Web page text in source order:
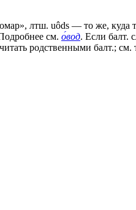
лтш. uôds — то же, куда
см. о́вод. Если балт.
родственными балт.; см.